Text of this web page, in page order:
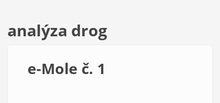
analýza drog
e-Mole č. 1